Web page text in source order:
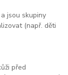
jsou skupiny
(např. děti
před